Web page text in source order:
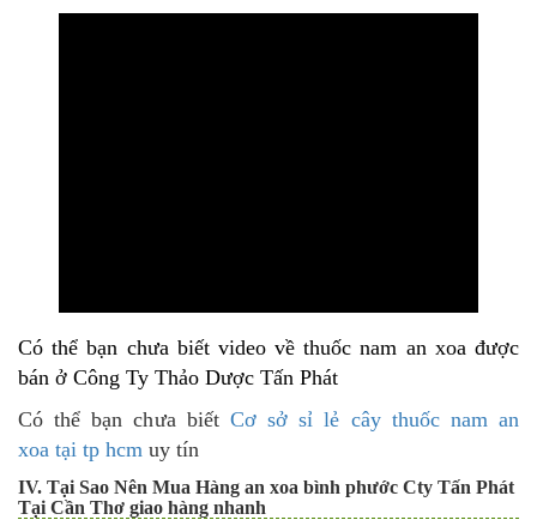
Có thể bạn chưa biết video về thuốc nam an xoa được
bán ở Công Ty Thảo Dược Tấn Phát
Có thể bạn chưa biết Cơ sở sỉ lẻ cây thuốc nam an
xoa tại tp hcm uy tín
IV. Tại Sao Nên Mua Hàng an xoa bình phước Cty Tấn Phát
Tại Cần Thơ giao hàng nhanh